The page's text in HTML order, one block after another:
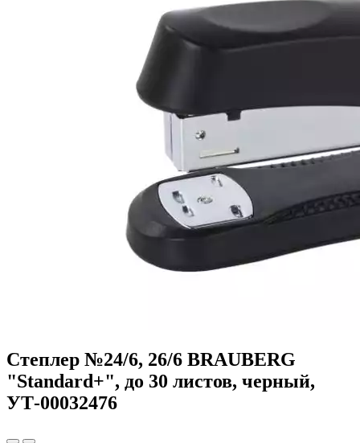
Степлер №24/6, 26/6 BRAUBERG
"Standard+", до 30 листов, черный,
УТ-00032476